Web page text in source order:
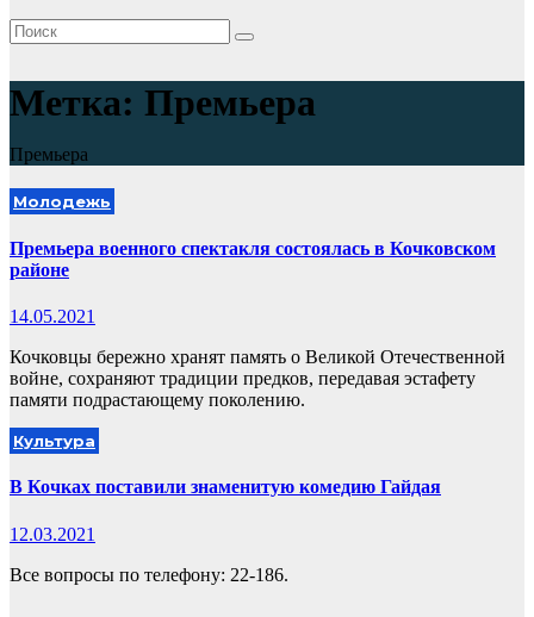
Метка: Премьера
Премьера
Молодежь
Премьера военного спектакля состоялась в Кочковском
районе
14.05.2021
Кочковцы бережно хранят память о Великой Отечественной
войне, сохраняют традиции предков, передавая эстафету
памяти подрастающему поколению.
Культура
В Кочках поставили знаменитую комедию Гайдая
12.03.2021
Все вопросы по телефону: 22-186.